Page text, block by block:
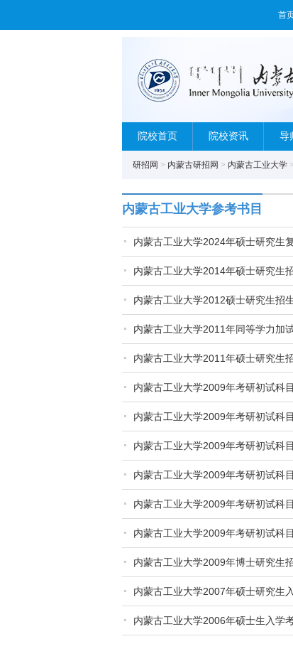
首
院校首页 院校资讯 导
研招网 > 内蒙古研招网 > 内蒙古工业大学 >
内蒙古工业大学参考书目
内蒙古工业大学2024年硕士研究生
内蒙古工业大学2014年硕士研究生
内蒙古工业大学2012硕士研究生招
内蒙古工业大学2011年同等学力加
内蒙古工业大学2011年硕士研究生
内蒙古工业大学2009年考研初试科
内蒙古工业大学2009年考研初试科
内蒙古工业大学2009年考研初试科
内蒙古工业大学2009年考研初试科
内蒙古工业大学2009年考研初试科
内蒙古工业大学2009年考研初试科
内蒙古工业大学2009年博士研究生
内蒙古工业大学2007年硕士研究生
内蒙古工业大学2006年硕士生入学